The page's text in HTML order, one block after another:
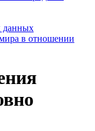
данных
в отношении